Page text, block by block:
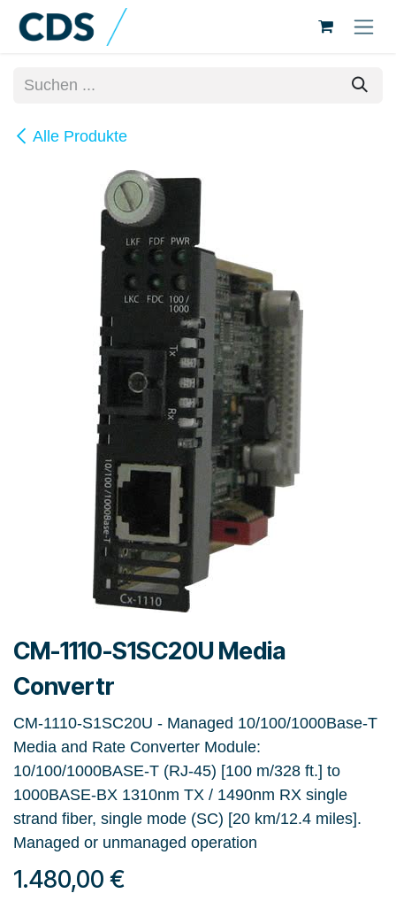
Zum Inhalt springen
Alle Produkte
CM-1110-S1SC20U Media
Convertr
CM-1110-S1SC20U - Managed 10/100/1000Base-T
Media and Rate Converter Module:
10/100/1000BASE-T (RJ-45) [100 m/328 ft.] to
1000BASE-BX 1310nm TX / 1490nm RX single
strand fiber, single mode (SC) [20 km/12.4 miles].
Managed or unmanaged operation
1.480,00 €